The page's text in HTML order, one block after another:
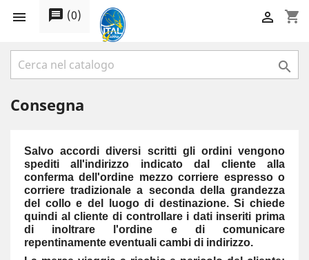
 message (0) shopping_cart


Consegna
Salvo accordi diversi scritti gli ordini vengono
spediti all'indirizzo indicato dal cliente alla
conferma dell'ordine mezzo corriere espresso o
corriere tradizionale a seconda della grandezza
del collo e del luogo di destinazione. Si chiede
quindi al cliente di controllare i dati inseriti prima
di inoltrare l'ordine e di comunicare
repentinamente eventuali cambi di indirizzo.